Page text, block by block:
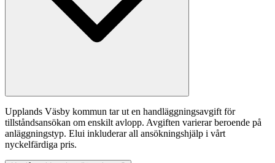
Upplands Väsby kommun tar ut en handläggningsavgift för
tillståndsansökan om enskilt avlopp. Avgiften varierar beroende på
anläggningstyp. Elui inkluderar all ansökningshjälp i vårt
nyckelfärdiga pris.